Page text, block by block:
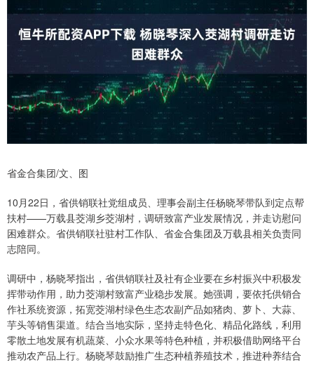
省金合集团/文、图
10月22日，省供销联社党组成员、理事会副主任杨晓琴带队到定点帮
扶村——万载县茭湖乡茭湖村，调研致富产业发展情况，并走访慰问
困难群众。省供销联社驻村工作队、省金合集团及万载县相关负责同
志陪同。
调研中，杨晓琴指出，省供销联社及社有企业要在乡村振兴中积极发
挥带动作用，助力茭湖村致富产业稳步发展。她强调，要依托供销合
作社系统资源，拓宽茭湖村绿色生态农副产品如猪肉、萝卜、大蒜、
芋头等销售渠道。结合当地实际，坚持走特色化、精品化路线，利用
零散土地发展有机蔬菜、小众水果等特色种植，并积极借助网络平台
推动农产品上行。杨晓琴鼓励推广生态种植养殖技术，推进种养结合